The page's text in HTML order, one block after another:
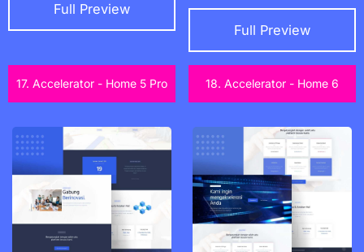
Full Preview
Full Preview
17. Accelerator - Home 5 Pro 18. Accelerator - Home 6